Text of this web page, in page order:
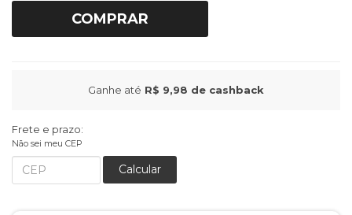
COMPRAR
Ganhe até R$ 9,98 de cashback
Frete e prazo:
Não sei meu CEP
Calcular